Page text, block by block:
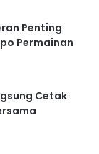
Penting
Permainan
Cetak